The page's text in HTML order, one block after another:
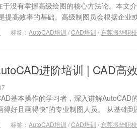
没有掌握高级绘图的核心方法论。本文
提高效率的基础。高级制图员会根据企业
标签： AutoCAD培训 /CAD培训 / 东莞振华职校
进阶培训 | CAD高
基本操作的学习者，深入讲解AutoCAD
得好且画得快”的专业制图人员。 从基础
标签： AutoCAD培训 /CAD培训 / 东莞振华职校